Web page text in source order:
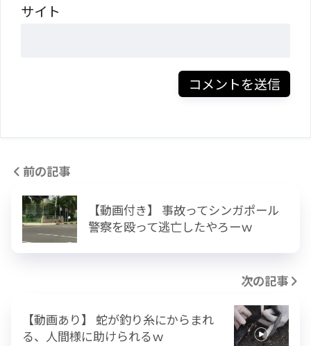
サイト
前の記事
【動画付き】 事故ってシンガポール
警察を殴って逃亡したやろーｗ
次の記事
【動画あり】 蛇が釣り糸にからまれ
る、人間様に助けられるｗ